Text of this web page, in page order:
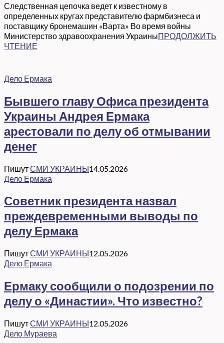
Следственная цепочка ведет к известному в
определенных кругах представителю фармбизнеса и
поставщику бронемашин «Варта» Во время войны
Министерство здравоохранения УкраиныПРОДОЛЖИТЬ
ЧТЕНИЕ
Дело Ермака
Бывшего главу Офиса президента
Украины Андрея Ермака
арестовали по делу об отмывании
денег
ПишутСМИ УКРАИНЫ14.05.2026
Дело Ермака
Советник президента назвал
преждевременными выводы по
делу Ермака
ПишутСМИ УКРАИНЫ12.05.2026
Дело Ермака
Ермаку сообщили о подозрении по
делу о «Династии». Что известно?
ПишутСМИ УКРАИНЫ12.05.2026
Дело Мураева